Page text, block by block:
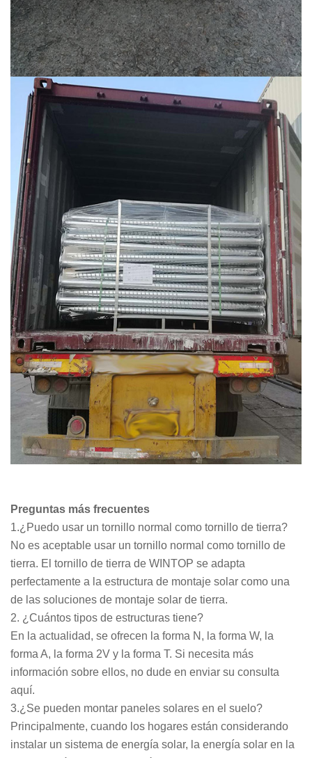
Preguntas más frecuentes
1.¿Puedo usar un tornillo normal como tornillo de tierra?
No es aceptable usar un tornillo normal como tornillo de
tierra. El tornillo de tierra de WINTOP se adapta
perfectamente a la estructura de montaje solar como una
de las soluciones de montaje solar de tierra.
2. ¿Cuántos tipos de estructuras tiene?
En la actualidad, se ofrecen la forma N, la forma W, la
forma A, la forma 2V y la forma T. Si necesita más
información sobre ellos, no dude en enviar su consulta
aquí.
3.¿Se pueden montar paneles solares en el suelo?
Principalmente, cuando los hogares están considerando
instalar un sistema de energía solar, la energía solar en la